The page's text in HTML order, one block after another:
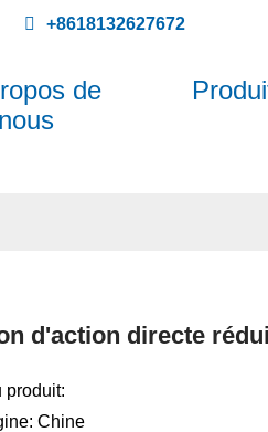
+8618132627672
de
nous
d'action directe
produit:
Chine